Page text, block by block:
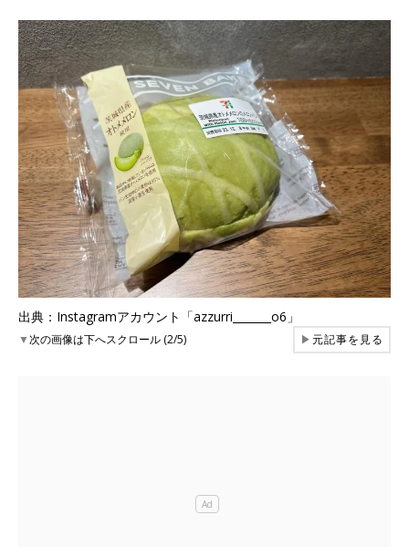
出典：Instagramアカウント「azzurri_______o6」
▼次の画像は下へスクロール (2/5) ▶元記事を見る